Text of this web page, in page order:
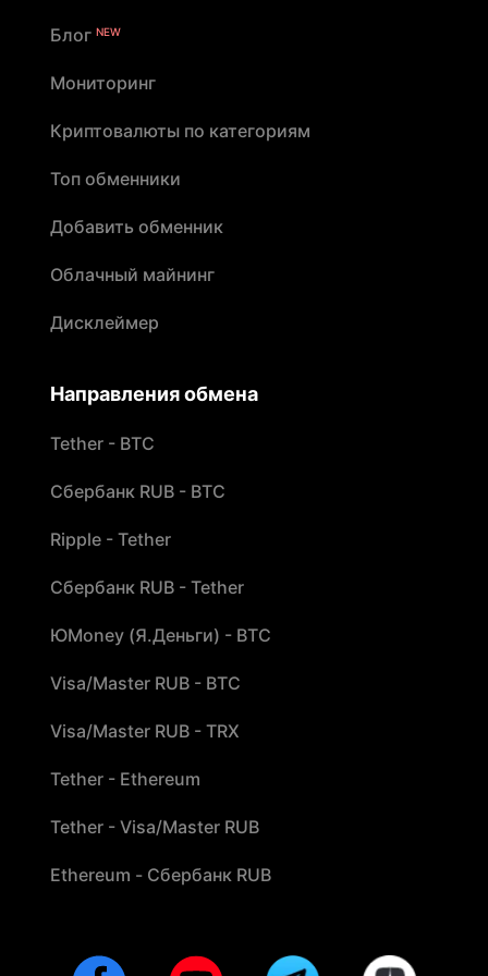
Блог NEW
Мониторинг
Криптовалюты по категориям
Топ обменники
Добавить обменник
Облачный майнинг
Дисклеймер
Направления обмена
Tether - BTC
Сбербанк RUB - BTC
Ripple - Tether
Сбербанк RUB - Tether
ЮMoney (Я.Деньги) - BTC
Visa/Master RUB - BTC
Visa/Master RUB - TRX
Tether - Ethereum
Tether - Visa/Master RUB
Ethereum - Сбербанк RUB